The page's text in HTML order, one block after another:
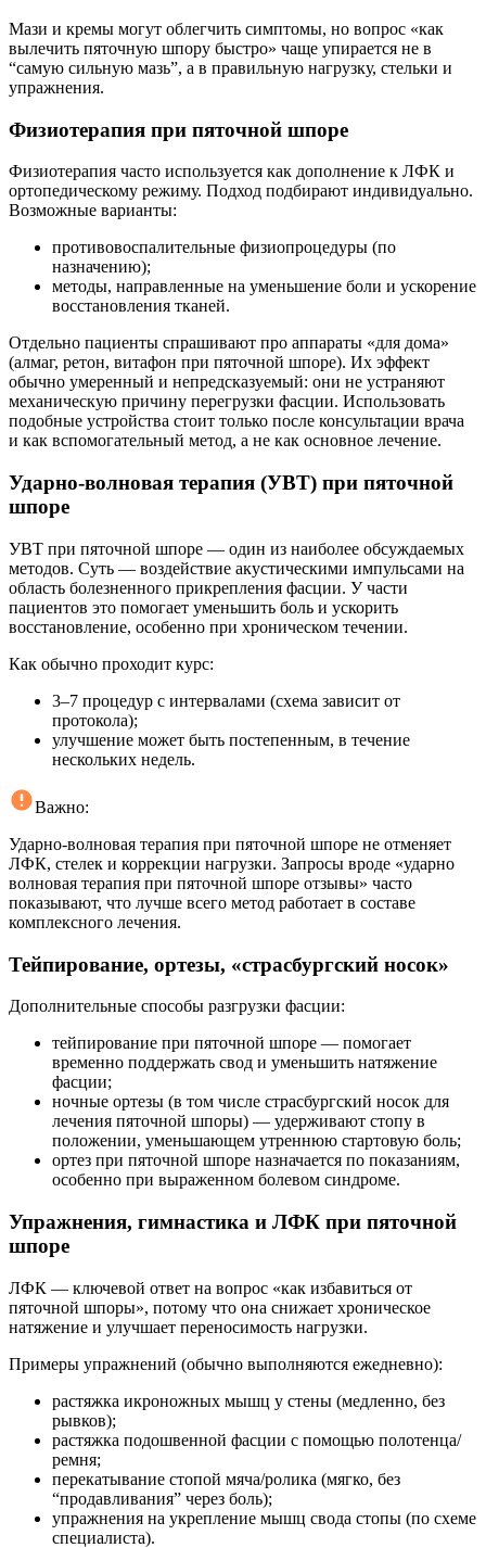
Мази и кремы могут облегчить симптомы, но вопрос «как
вылечить пяточную шпору быстро» чаще упирается не в
“самую сильную мазь”, а в правильную нагрузку, стельки и
упражнения.
Физиотерапия при пяточной шпоре
Физиотерапия часто используется как дополнение к ЛФК и
ортопедическому режиму. Подход подбирают индивидуально.
Возможные варианты:
противовоспалительные физиопроцедуры (по
назначению);
методы, направленные на уменьшение боли и ускорение
восстановления тканей.
Отдельно пациенты спрашивают про аппараты «для дома»
(алмаг, ретон, витафон при пяточной шпоре). Их эффект
обычно умеренный и непредсказуемый: они не устраняют
механическую причину перегрузки фасции. Использовать
подобные устройства стоит только после консультации врача
и как вспомогательный метод, а не как основное лечение.
Ударно‑волновая терапия (УВТ) при пяточной
шпоре
УВТ при пяточной шпоре — один из наиболее обсуждаемых
методов. Суть — воздействие акустическими импульсами на
область болезненного прикрепления фасции. У части
пациентов это помогает уменьшить боль и ускорить
восстановление, особенно при хроническом течении.
Как обычно проходит курс:
3–7 процедур с интервалами (схема зависит от
протокола);
улучшение может быть постепенным, в течение
нескольких недель.
Важно:
Ударно‑волновая терапия при пяточной шпоре не отменяет
ЛФК, стелек и коррекции нагрузки. Запросы вроде «ударно
волновая терапия при пяточной шпоре отзывы» часто
показывают, что лучше всего метод работает в составе
комплексного лечения.
Тейпирование, ортезы, «страсбургский носок»
Дополнительные способы разгрузки фасции:
тейпирование при пяточной шпоре — помогает
временно поддержать свод и уменьшить натяжение
фасции;
ночные ортезы (в том числе страсбургский носок для
лечения пяточной шпоры) — удерживают стопу в
положении, уменьшающем утреннюю стартовую боль;
ортез при пяточной шпоре назначается по показаниям,
особенно при выраженном болевом синдроме.
Упражнения, гимнастика и ЛФК при пяточной
шпоре
ЛФК — ключевой ответ на вопрос «как избавиться от
пяточной шпоры», потому что она снижает хроническое
натяжение и улучшает переносимость нагрузки.
Примеры упражнений (обычно выполняются ежедневно):
растяжка икроножных мышц у стены (медленно, без
рывков);
растяжка подошвенной фасции с помощью полотенца/
ремня;
перекатывание стопой мяча/ролика (мягко, без
“продавливания” через боль);
упражнения на укрепление мышц свода стопы (по схеме
специалиста).